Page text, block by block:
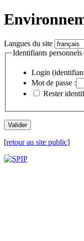
Langues du site
Identifiants personnels
Login
Mot de passe :
Rester
[retour au site public]